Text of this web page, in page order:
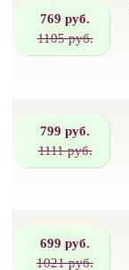
769 руб.
1105 руб.
799 руб.
1111 руб.
699 руб.
1021 руб.